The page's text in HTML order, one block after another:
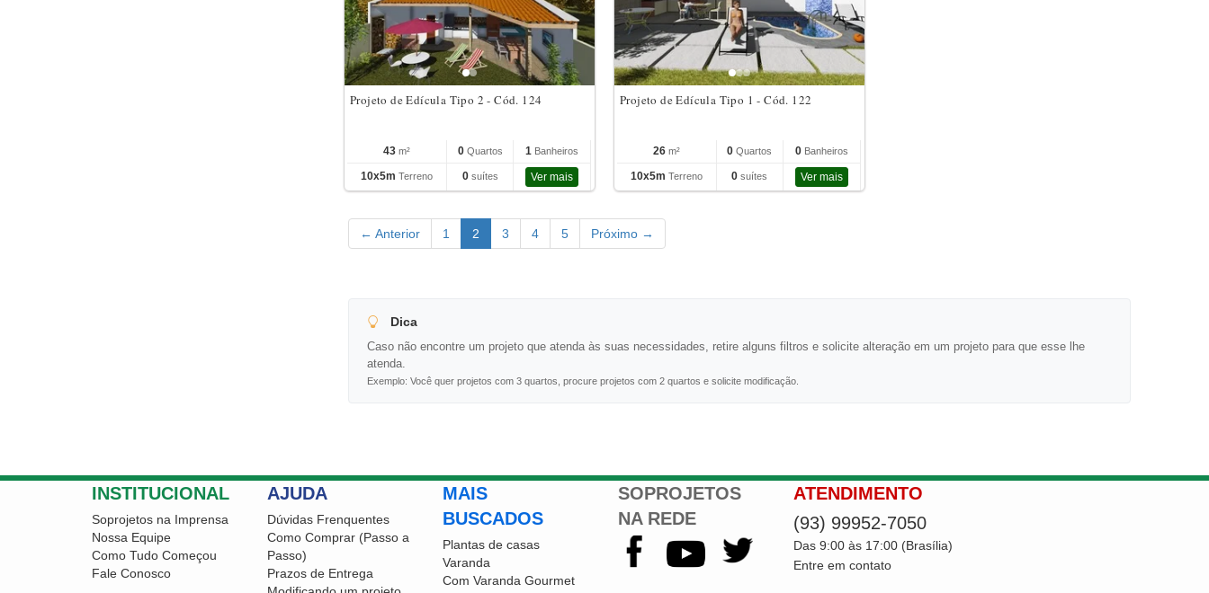
Projeto de Edícula Tipo 2 - Cód. 124
43 m² 0 Quartos 1 Banheiros
10x5m Terreno 0 suítes Ver mais
Projeto de Edícula Tipo 1 - Cód. 122
26 m² 0 Quartos 0 Banheiros
10x5m Terreno 0 suítes Ver mais
← Anterior 1 2 3 4 5 Próximo →
Dica
Caso não encontre um projeto que atenda às suas necessidades, retire alguns filtros e solicite alteração em um projeto para que esse lhe
atenda.
Exemplo: Você quer projetos com 3 quartos, procure projetos com 2 quartos e solicite modificação.
INSTITUCIONAL
Soprojetos na Imprensa
Nossa Equipe
Como Tudo Começou
Fale Conosco
AJUDA
Dúvidas Frenquentes
Como Comprar (Passo a
Passo)
Prazos de Entrega
MAIS
BUSCADOS
Plantas de casas
Varanda
Com Varanda Gourmet
SOPROJETOS
NA REDE
ATENDIMENTO
(93) 99952-7050
Das 9:00 às 17:00 (Brasília)
Entre em contato